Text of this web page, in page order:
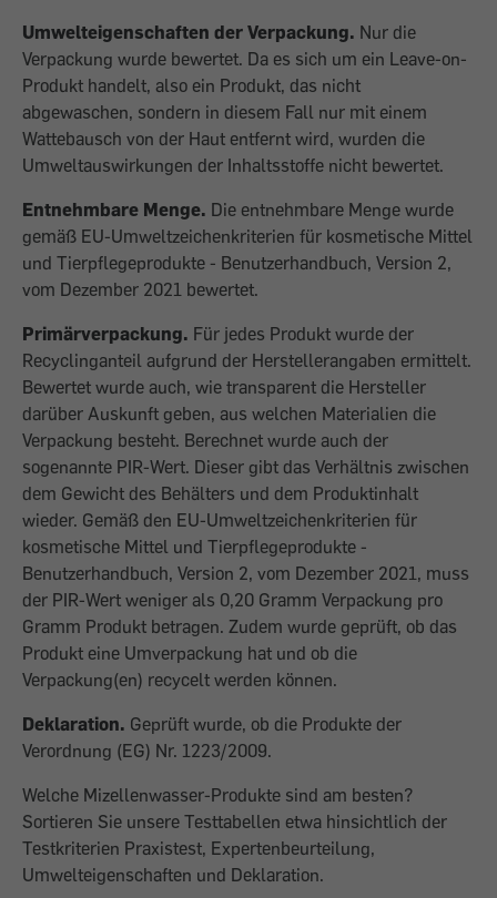
Umwelteigenschaften der Verpackung. Nur die
Verpackung wurde bewertet. Da es sich um ein Leave-on-
Produkt handelt, also ein Produkt, das nicht
abgewaschen, sondern in diesem Fall nur mit einem
Wattebausch von der Haut entfernt wird, wurden die
Umweltauswirkungen der Inhaltsstoffe nicht bewertet.
Entnehmbare Menge. Die entnehmbare Menge wurde
gemäß EU-Umweltzeichenkriterien für kosmetische Mittel
und Tierpflegeprodukte - Benutzerhandbuch, Version 2,
vom Dezember 2021 bewertet.
Primärverpackung. Für jedes Produkt wurde der
Recyclinganteil aufgrund der Herstellerangaben ermittelt.
Bewertet wurde auch, wie transparent die Hersteller
darüber Auskunft geben, aus welchen Materialien die
Verpackung besteht. Berechnet wurde auch der
sogenannte PIR-Wert. Dieser gibt das Verhältnis zwischen
dem Gewicht des Behälters und dem Produktinhalt
wieder. Gemäß den EU-Umweltzeichenkriterien für
kosmetische Mittel und Tierpflegeprodukte -
Benutzerhandbuch, Version 2, vom Dezember 2021, muss
der PIR-Wert weniger als 0,20 Gramm Verpackung pro
Gramm Produkt betragen. Zudem wurde geprüft, ob das
Produkt eine Umverpackung hat und ob die
Verpackung(en) recycelt werden können.
Deklaration. Geprüft wurde, ob die Produkte der
Verordnung (EG) Nr. 1223/2009.
Welche Mizellenwasser-Produkte sind am besten?
Sortieren Sie unsere Testtabellen etwa hinsichtlich der
Testkriterien Praxistest, Expertenbeurteilung,
Umwelteigenschaften und Deklaration.